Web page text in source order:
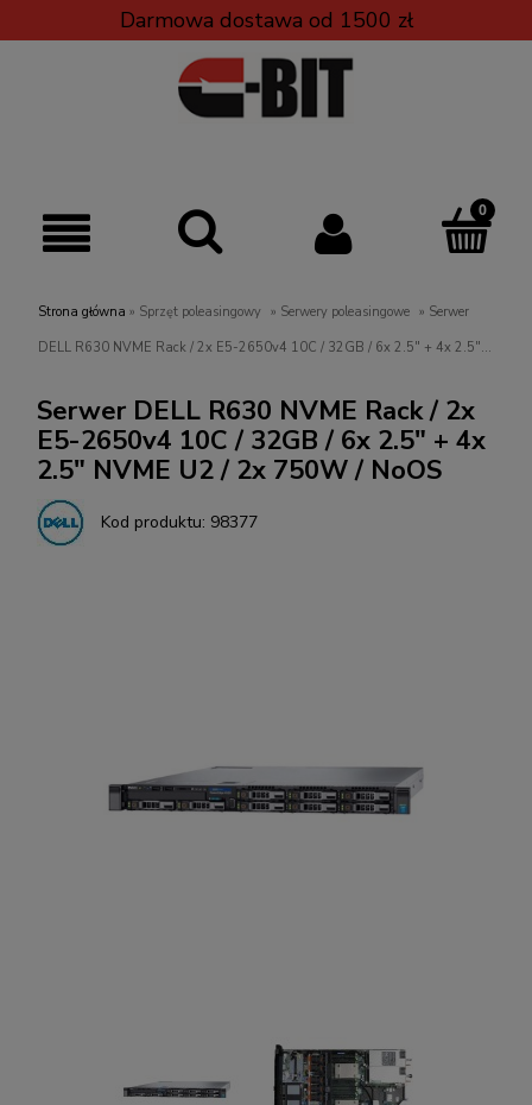
Darmowa dostawa od 1500 zł
Strona główna » Sprzęt poleasingowy » Serwery poleasingowe » Serwer
DELL R630 NVME Rack / 2x E5-2650v4 10C / 32GB / 6x 2.5" + 4x 2.5"
Serwer DELL R630 NVME Rack / 2x
E5-2650v4 10C / 32GB / 6x 2.5" + 4x
2.5" NVME U2 / 2x 750W / NoOS
Kod produktu: 98377